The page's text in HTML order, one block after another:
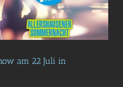
am 22 Juli in